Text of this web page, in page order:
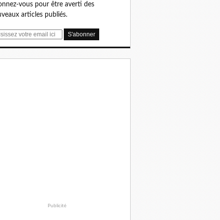
vous pour être averti des
articles publiés.
Publicité